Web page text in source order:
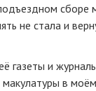
сборе
не стала и
газеты и
макулатуры в